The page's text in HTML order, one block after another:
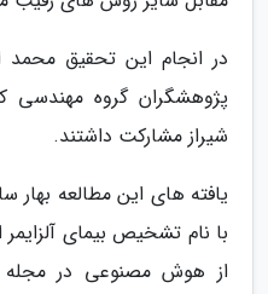
در انجام این تحقیق محمد
پژوهشگران گروه مهندسی
شیراز مشارکت داشتند.
یافته های این مطالعه
از هوش مصنوعی در مجله